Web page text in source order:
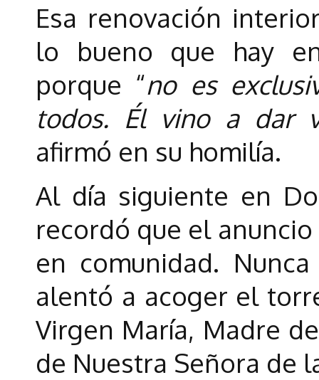
Esa renovación
lo bueno que hay
porque “no es
todos. Él vino a dar
afirmó en su homilía.
Al día siguiente en
recordó que el
en comunidad.
alentó a acoger el
Virgen María, Madre
de Nuestra Señora de